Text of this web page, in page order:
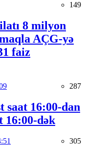
149
8 milyon
AÇG-yə
faiz
287
saat 16:00-dan
16:00-dək
305